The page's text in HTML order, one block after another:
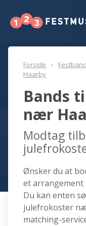
Forside Festband
Haarby
Bands
nær
Modtag
Ønsker du at
et arrangement
Du kan enten
julefrokoster
matching-